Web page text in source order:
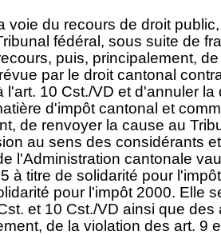
voie du recours de droit
fédéral, sous suite de
puis, principalement,
par le droit cantonal
l'art. 10 Cst./VD et d'annuler la
d'impôt cantonal et
de renvoyer la cause au
au sens des considérants
l'Administration cantonale
à titre de solidarité pour
pour l'impôt 2000. Elle
et 10 Cst./VD ainsi que des
de la violation des art. 9